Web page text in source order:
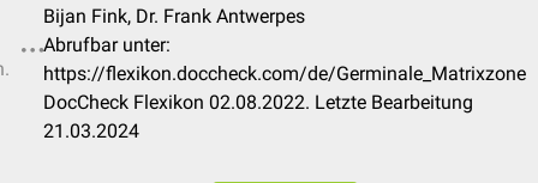
Bijan Fink, Dr. Frank Antwerpes
Abrufbar unter:
https://flexikon.doccheck.com/de/Germinale_Matrixzone
DocCheck Flexikon 02.08.2022. Letzte Bearbeitung
21.03.2024